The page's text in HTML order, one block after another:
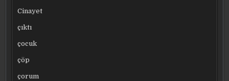
Cinayet
çıktı
çocuk
çöp
çorum